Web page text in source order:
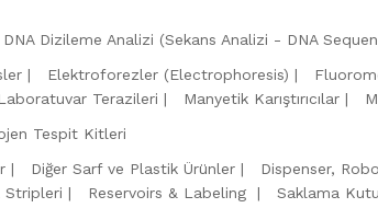
DNA Dizileme Analizi (Sekans Analizi - DNA
Elektroforezler (Electrophoresis)
Terazileri Manyetik Karıştırıcılar
Tespit Kitleri
Diğer Sarf ve Plastik Ürünler Dispenser,
Stripleri Reservoirs & Labeling Saklama